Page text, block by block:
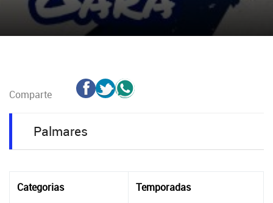
Comparte
Palmares
Categorias Temporadas